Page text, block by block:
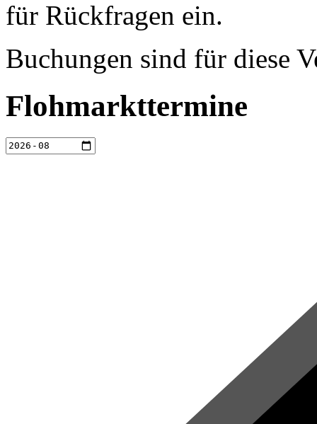
für Rückfragen ein.
Buchungen sind für diese
Flohmarkttermine